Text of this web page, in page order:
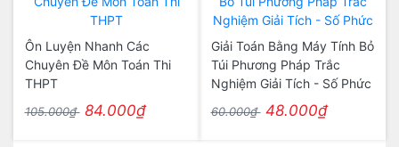
Ôn Luyện Nhanh Các
Chuyên Đề Môn Toán Thi
THPT
105.000₫ 84.000₫
Giải Toán Bằng Máy Tính Bỏ
Túi Phương Pháp Trắc
Nghiệm Giải Tích - Số Phức
60.000₫ 48.000₫